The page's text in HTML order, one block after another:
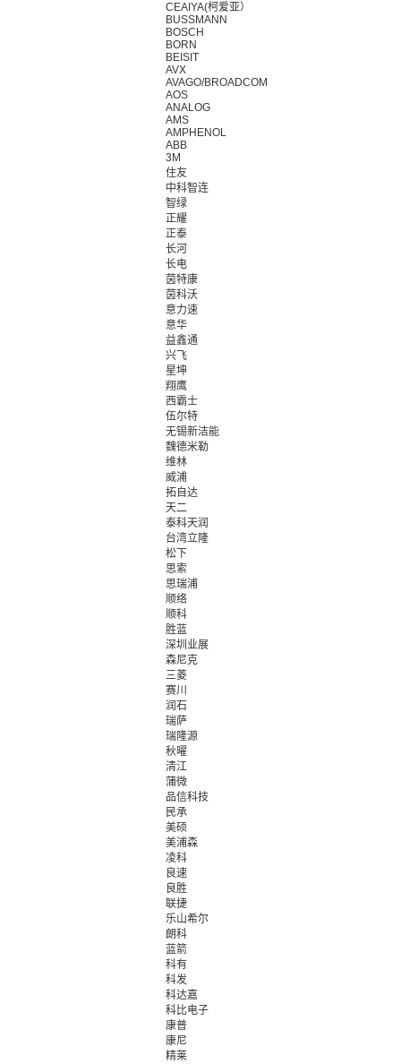
CEAIYA(柯爱亚）
BUSSMANN
BOSCH
BORN
BEISIT
AVX
AVAGO/BROADCOM
AOS
ANALOG
AMS
AMPHENOL
ABB
3M
住友
中科智连
智绿
正耀
正泰
长河
长电
茵特康
茵科沃
意力速
意华
益鑫通
兴飞
星坤
翔鹰
西霸士
伍尔特
无锡新洁能
魏德米勒
维林
威浦
拓自达
天二
泰科天润
台湾立隆
松下
思索
思瑞浦
顺络
顺科
胜蓝
深圳业展
森尼克
三菱
赛川
润石
瑞萨
瑞隆源
秋曜
清江
蒲微
品信科技
民承
美硕
美浦森
凌科
良速
良胜
联捷
乐山希尔
朗科
蓝箭
科有
科发
科达嘉
科比电子
康普
康尼
精莱